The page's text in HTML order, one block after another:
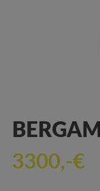
3300,-€